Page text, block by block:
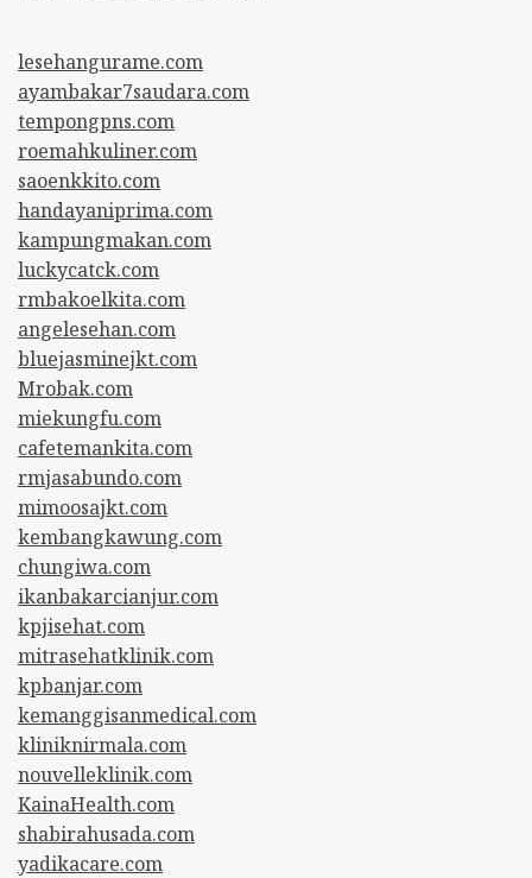
lesehangurame.com
ayambakar7saudara.com
tempongpns.com
roemahkuliner.com
saoenkkito.com
handayaniprima.com
kampungmakan.com
luckycatck.com
rmbakoelkita.com
angelesehan.com
bluejasminejkt.com
Mrobak.com
miekungfu.com
cafetemankita.com
rmjasabundo.com
mimoosajkt.com
kembangkawung.com
chungiwa.com
ikanbakarcianjur.com
kpjisehat.com
mitrasehatklinik.com
kpbanjar.com
kemanggisanmedical.com
kliniknirmala.com
nouvelleklinik.com
KainaHealth.com
shabirahusada.com
yadikacare.com